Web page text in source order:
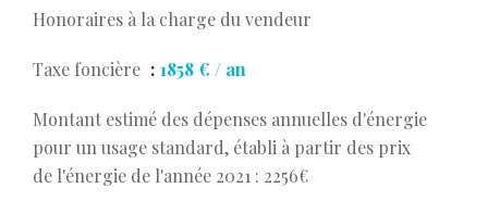
Honoraires à la charge du vendeur
Taxe foncière 1858 € / an
Montant estimé des dépenses annuelles d'énergie
pour un usage standard, établi à partir des prix
de l'énergie de l'année 2021 : 2256€